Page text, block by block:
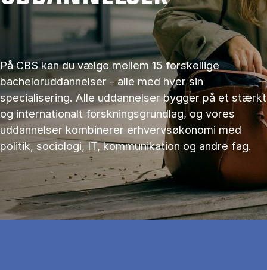
På CBS kan du vælge mellem 15 forskellige
bacheloruddannelser - alle med hver sin
specialisering. Alle uddannelser bygger på et stærkt
og internationalt forskningsgrundlag, og vores
uddannelser kombinerer erhvervsøkonomi med
politik, sociologi, IT, kommunikation og andre fag.